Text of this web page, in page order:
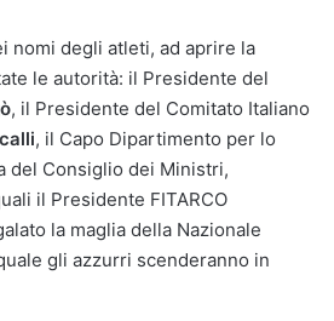
nomi degli atleti, ad aprire la
le autorità: il Presidente del
, il Presidente del Comitato Italiano
, il Capo Dipartimento per lo
del Consiglio dei Ministri,
il Presidente FITARCO
la maglia della Nazionale
gli azzurri scenderanno in